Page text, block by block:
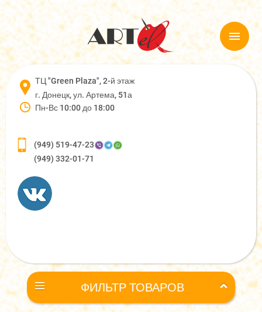
ТЦ "Green Plaza", 2-й этаж
г. Донецк, ул. Артема, 51а
Пн-Вс 10:00 до 18:00
(949) 519-47-23
(949) 332-01-71
ФИЛЬТР ТОВАРОВ